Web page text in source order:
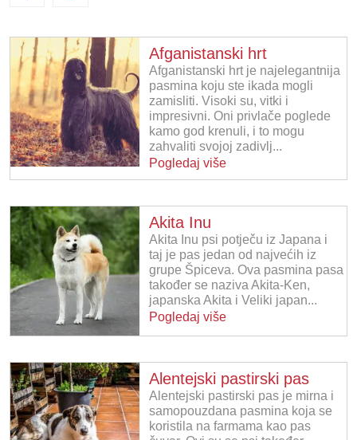
Afganistanski hrt
Afganistanski hrt je najelegantnija
pasmina koju ste ikada mogli
zamisliti. Visoki su, vitki i
impresivni. Oni privlače poglede
kamo god krenuli, i to mogu
zahvaliti svojoj zadivlj...
Pogledaj više
Akita Inu
Akita Inu psi potječu iz Japana i
taj je pas jedan od najvećih iz
grupe Špiceva. Ova pasmina pasa
također se naziva Akita-Ken,
japanska Akita i Veliki japan...
Pogledaj više
Alentejski pastirski pas
Alentejski pastirski pas je mirna i
samopouzdana pasmina koja se
koristila na farmama kao pas